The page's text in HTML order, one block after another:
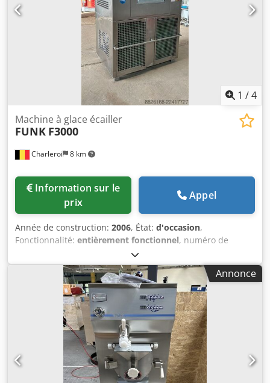
1 /4
Charleroi 8 km
Machine à glace écailler
FUNK F3000
prix
Appel
Année de construction: 2006, État: d'occasion,
Fonctionnalité: entièrement fonctionnel, numéro de
, Machine à glace en écailles
FUNK F300 d'une capacité de productions jusqu'à
3000kg/24h Csdpfszpfl Ujx Aarsrf
Annonce